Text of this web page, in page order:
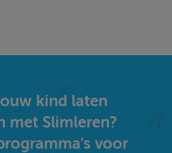
kind laten
met Slimleren?
voor